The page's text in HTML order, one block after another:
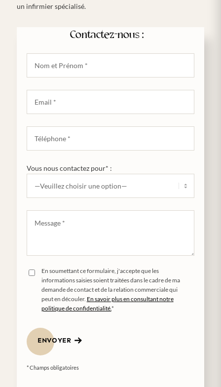
un infirmier spécialisé.
Contactez-nous :
Vous nous contactez pour* :
En soumettant ce formulaire, j'accepte que les
informations saisies soient traitées dans le cadre de ma
demande de contact et de la relation commerciale qui
peut en découler. En savoir plus en consultant notre
politique de confidentialité.*
ENVOYER
* Champs obligatoires